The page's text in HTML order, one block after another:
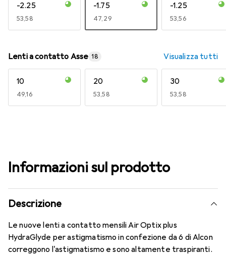
-2.25
EUR
53,58
-1.75
EUR
47,29
-1.25
EUR
53,56
Lenti a contatto Asse 18 Visualizza tutti
10
EUR
49,16
20
EUR
53,58
30
EUR
53,58
Informazioni sul prodotto
Descrizione
Le nuove lenti a contatto mensili Air Optix plus
HydraGlyde per astigmatismo in confezione da 6 di Alcon
correggono l'astigmatismo e sono altamente traspiranti.